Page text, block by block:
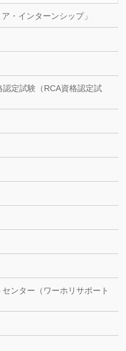
・インターンシップ」
定試験（RCA資格認定試
ンター（ワーホリサポート